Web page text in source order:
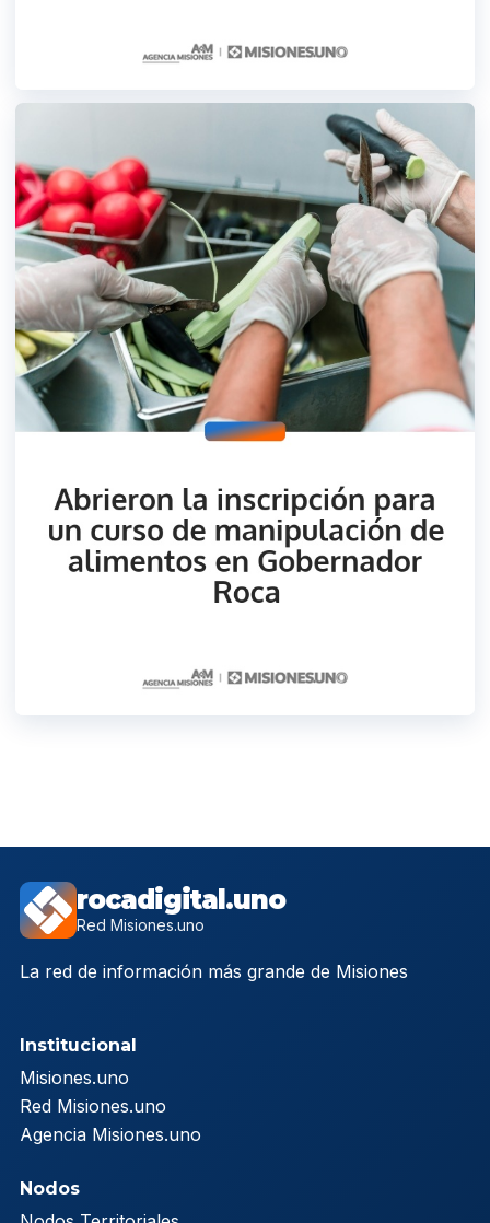
rocadigital.uno
Red Misiones.uno
La red de información más grande de Misiones
Institucional
Misiones.uno
Red Misiones.uno
Agencia Misiones.uno
Nodos